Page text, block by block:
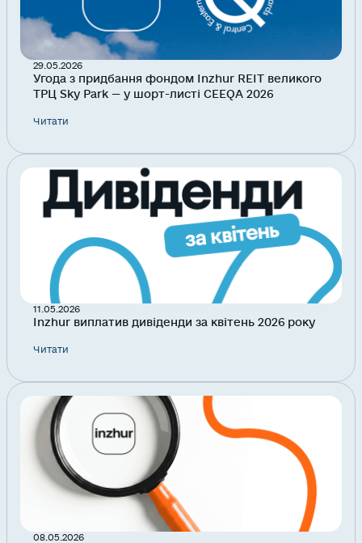
29.05.2026
Угода з придбання фондом Inzhur REIT великого
ТРЦ Sky Park — у шорт-листі CEEQA 2026
Читати
11.05.2026
Inzhur виплатив дивіденди за квітень 2026 року
Читати
08.05.2026